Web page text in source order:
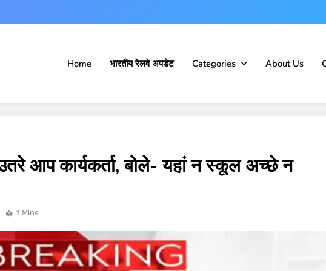
Home भारतीय रेलवे अपडेट Categories About Us
आप कार्यकर्ता, बोले- यहां न स्कूल अच्छे न
1 Mins